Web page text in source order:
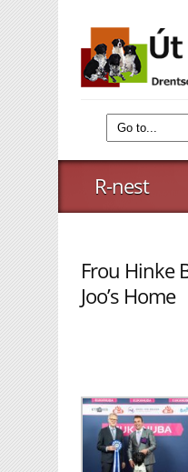
R-nest
Frou Hinke
Joo’s Home